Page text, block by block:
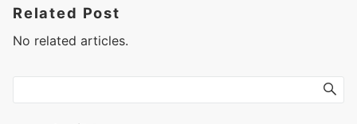
ゲ
ー
Related Post
No related articles.